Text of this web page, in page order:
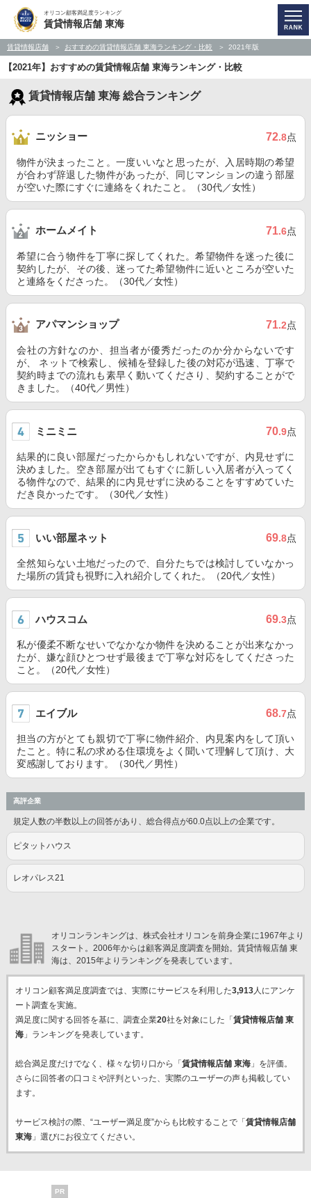
オリコン顧客満足度ランキング
賃貸情報店舗 東海
賃貸情報店舗 おすすめの賃貸情報店舗 東海ランキング・比較 2021年版
【2021年】おすすめの賃貸情報店舗 東海ランキング・比較
賃貸情報店舗 東海 総合ランキング
ニッショー 72.8点
物件が決まったこと。一度いいなと思ったが、入居時期の希望
が合わず辞退した物件があったが、同じマンションの違う部屋
が空いた際にすぐに連絡をくれたこと。（30代／女性）
ホームメイト 71.6点
希望に合う物件を丁寧に探してくれた。希望物件を迷った後に
契約したが、その後、迷ってた希望物件に近いところが空いた
と連絡をくださった。（30代／女性）
アパマンショップ 71.2点
会社の方針なのか、担当者が優秀だったのか分からないです
が、 ネットで検索し、候補を登録した後の対応が迅速、丁寧で
契約時までの流れも素早く動いてくださり、契約することがで
きました。（40代／男性）
ミニミニ 70.9点
結果的に良い部屋だったからかもしれないですが、内見せずに
決めました。空き部屋が出てもすぐに新しい入居者が入ってく
る物件なので、結果的に内見せずに決めることをすすめていた
だき良かったです。（30代／女性）
いい部屋ネット 69.8点
全然知らない土地だったので、自分たちでは検討していなかっ
た場所の賃貸も視野に入れ紹介してくれた。（20代／女性）
ハウスコム 69.3点
私が優柔不断なせいでなかなか物件を決めることが出来なかっ
たが、嫌な顔ひとつせず最後まで丁寧な対応をしてくださった
こと。（20代／女性）
エイブル 68.7点
担当の方がとても親切で丁寧に物件紹介、内見案内をして頂い
たこと。特に私の求める住環境をよく聞いて理解して頂け、大
変感謝しております。（30代／男性）
高評企業
規定人数の半数以上の回答があり、総合得点が60.0点以上の企業です。
ピタットハウス
レオパレス21
オリコンランキングは、株式会社オリコンを前身企業に1967年より
スタート。2006年からは顧客満足度調査を開始。賃貸情報店舗 東
海は、2015年よりランキングを発表しています。
オリコン顧客満足度調査では、実際にサービスを利用した3,913人にアンケ
ート調査を実施。
満足度に関する回答を基に、調査企業20社を対象にした「 賃貸情報店舗 東
海」ランキングを発表しています。
総合満足度だけでなく、様々な切り口から「 賃貸情報店舗 東海」を評価。
さらに回答者の口コミや評判といった、実際のユーザーの声も掲載してい
ます。
サービス検討の際、“ユーザー満足度”からも比較することで「 賃貸情報店舗
東海」選びにお役立てください。
PR